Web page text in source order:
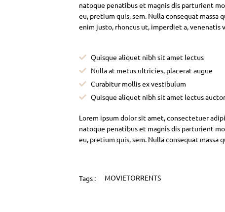
natoque penatibus et magnis dis parturient
eu, pretium quis, sem. Nulla consequat
enim justo, rhoncus ut, imperdiet a,
Quisque aliquet nibh sit amet lectus
Nulla at metus ultricies, placerat augue
Curabitur mollis ex vestibulum
Quisque aliquet nibh sit amet lectus auctor
Lorem ipsum dolor sit amet, consectetuer
natoque penatibus et magnis dis parturient
eu, pretium quis, sem. Nulla consequat massa
Tags : MOVIETORRENTS